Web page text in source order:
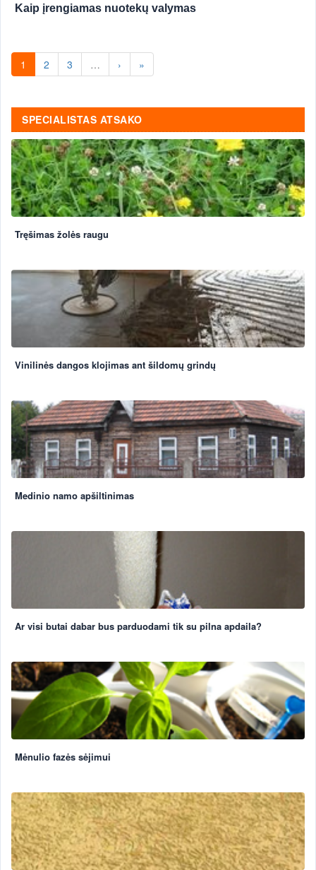
Kaip įrengiamas nuotekų valymas
1 2 3 … › »
SPECIALISTAS ATSAKO
Tręšimas žolės raugu
Vinilinės dangos klojimas ant šildomų grindų
Medinio namo apšiltinimas
Ar visi butai dabar bus parduodami tik su pilna apdaila?
Mėnulio fazės sėjimui